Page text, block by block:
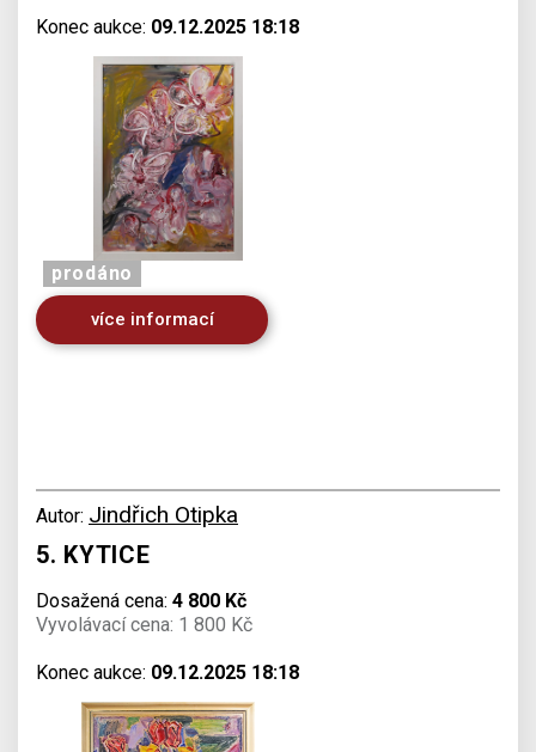
Konec aukce: 09.12.2025 18:18
prodáno
více informací
Autor: Jindřich Otipka
5. KYTICE
Dosažená cena: 4 800 Kč
Vyvolávací cena: 1 800 Kč
Konec aukce: 09.12.2025 18:18